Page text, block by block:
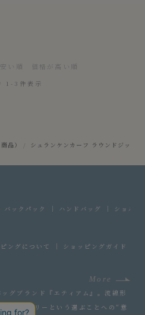
い順 価格が高い順
1 3 件表示
品） シュランケンカーフ ラウンドジップ
More
グブランド『エティアム』。流線形
グジュアリーという選ぶことへの“意
ングについて ショッピングガイド
バックパック ハンドバッグ ショル